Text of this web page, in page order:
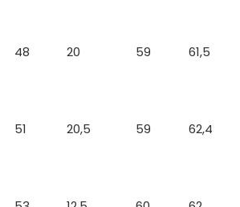
48 20 59 61,5
51 20,5 59 62,4